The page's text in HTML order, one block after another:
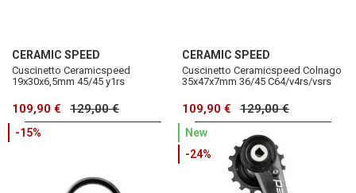
CERAMIC SPEED
Cuscinetto Ceramicspeed
19x30x6,5mm 45/45 y1rs
109,90 € 129,00 €
CERAMIC SPEED
Cuscinetto Ceramicspeed Colnago
35x47x7mm 36/45 C64/v4rs/vsrs
109,90 € 129,00 €
-15%
New
-24%